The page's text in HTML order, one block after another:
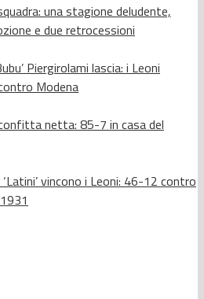
una stagione deludente,
e due retrocessioni
Piergirolami lascia: i Leoni
Modena
netta: 85-7 in casa del
vincono i Leoni: 46-12 contro